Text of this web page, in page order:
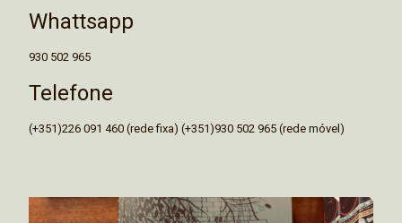
Whattsapp
930 502 965
Telefone
(+351)226 091 460 (rede fixa) (+351)930 502 965 (rede móvel)